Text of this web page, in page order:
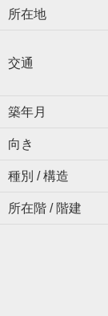
所在地
交通
築年月
向き
種別 / 構造
所在階 / 階建